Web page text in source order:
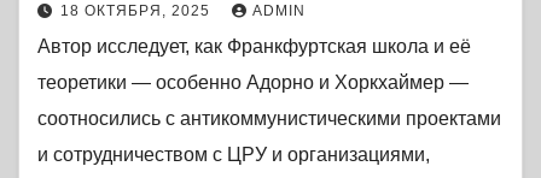
18 ОКТЯБРЯ, 2025 ADMIN
Автор исследует, как Франкфуртская школа и её
теоретики — особенно Адорно и Хоркхаймер —
соотносились с антикоммунистическими проектами
и сотрудничеством с ЦРУ и организациями,